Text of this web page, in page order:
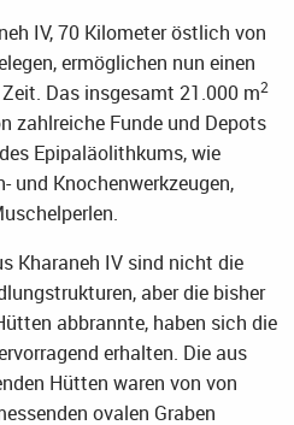
IV, 70 Kilometer östlich von
ermöglichen nun einen
Das insgesamt 21.000 m2
zahlreiche Funde und Depots
Epipaläolithkums, wie
und Knochenwerkzeugen,
Kharaneh IV sind nicht die
aber die bisher
abbrannte, haben sich die
erhalten. Die aus
Hütten waren von von
ovalen Graben